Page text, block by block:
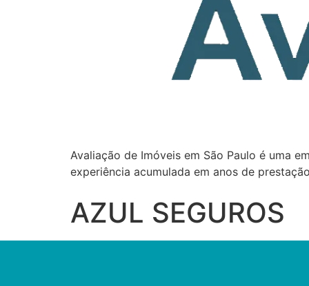
Avaliação de Imóveis em São Paulo é uma
experiência acumulada em anos de
AZUL SEGUROS